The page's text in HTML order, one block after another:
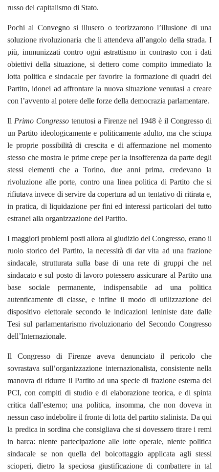
russo del capitalismo di Stato.
Pochi al Convegno si illusero o teorizzarono l’illusione di una
soluzione rivoluzionaria che li attendeva all’angolo della strada. I
più, immunizzati contro ogni astrattismo in contrasto con i dati
obiettivi della situazione, si dettero come compito immediato la
lotta politica e sindacale per favorire la formazione di quadri del
Partito, idonei ad affrontare la nuova situazione venutasi a creare
con l’avvento al potere delle forze della democrazia parlamentare.
Il Primo Congressotenutosi a Firenze nel 1948 è il Congresso di
un Partito ideologicamente e politicamente adulto, ma che sciupa
le proprie possibilità di crescita e di affermazione nel momento
stesso che mostra le prime crepe per la insofferenza da parte degli
stessi elementi che a Torino, due anni prima, credevano la
rivoluzione alle porte, contro una linea politica di Partito che si
rifiutava invece di servire da copertura ad un tentativo di ritirata e,
in pratica, di liquidazione per fini ed interessi particolari del tutto
estranei alla organizzazione del Partito.
I maggiori problemi posti allora al giudizio del Congresso, erano il
ruolo storico del Partito, la necessità di dar vita ad una frazione
sindacale, strutturata sulla base di una rete di gruppi che nel
sindacato e sul posto di lavoro potessero assicurare al Partito una
base sociale permanente, indispensabile ad una politica
autenticamente di classe, e infine il modo di utilizzazione del
dispositivo elettorale secondo le indicazioni leniniste date dalle
Tesi sul parlamentarismo rivoluzionario del Secondo Congresso
dell’Internazionale.
Il Congresso di Firenze aveva denunciato il pericolo che
sovrastava sull’organizzazione internazionalista, consistente nella
manovra di ridurre il Partito ad una specie di frazione esterna del
PCI, con compiti di studio e di elaborazione teorica, e di spinta
critica dall’esterno; una politica, insomma, che non doveva in
nessun caso indebolire il fronte di lotta del partito stalinista. Da qui
la predica in sordina che consigliava che si dovessero tirare i remi
in barca: niente partecipazione alle lotte operaie, niente politica
sindacale se non quella del boicottaggio applicata agli stessi
scioperi, dietro la speciosa giustificazione di combattere in tal